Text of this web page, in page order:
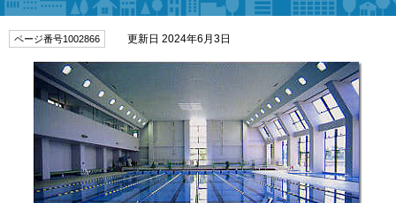
ページ番号1002866 更新日 2024年6月3日